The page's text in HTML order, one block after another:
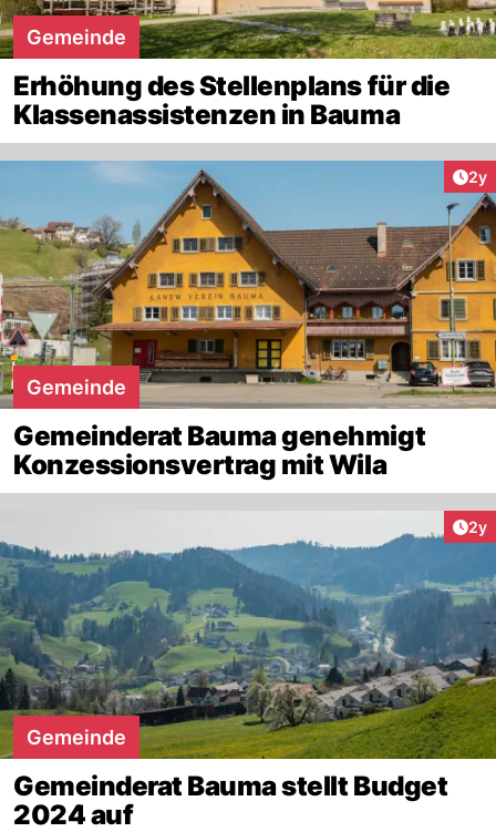
Gemeinde
Erhöhung des Stellenplans für die
Klassenassistenzen in Bauma
2y
Gemeinde
Gemeinderat Bauma genehmigt
Konzessionsvertrag mit Wila
2y
Gemeinde
Gemeinderat Bauma stellt Budget
2024 auf